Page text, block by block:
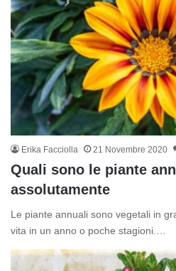
Erika Facciolla 21 Novembre 2020
Quali sono le piante
assolutamente
Le piante annuali sono vegetali in
vita in un anno o poche stagioni.…